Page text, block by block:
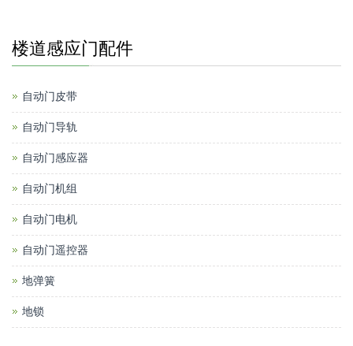
楼道感应门配件
自动门皮带
自动门导轨
自动门感应器
自动门机组
自动门电机
自动门遥控器
地弹簧
地锁